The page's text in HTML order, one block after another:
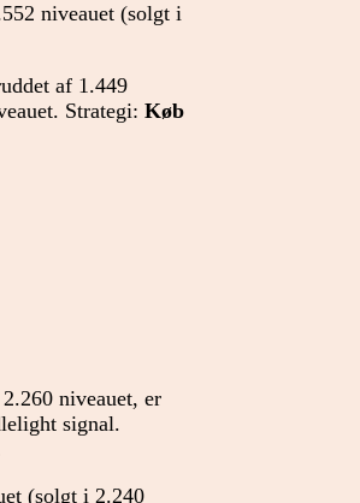
niveauet (solgt i
af 1.449
Strategi: Køb
niveauet, er
signal.
(solgt i 2.240